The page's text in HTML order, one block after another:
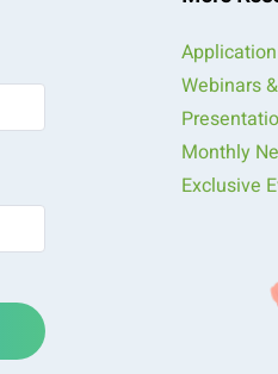
미셀의 크기 측정 5.
입자 크기 및 제타 전위 분석기
Webinars
Monthly
Exclusive